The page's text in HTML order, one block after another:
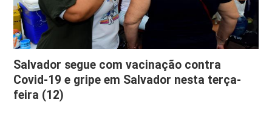
Salvador segue com vacinação contra
Covid-19 e gripe em Salvador nesta terça-
feira (12)